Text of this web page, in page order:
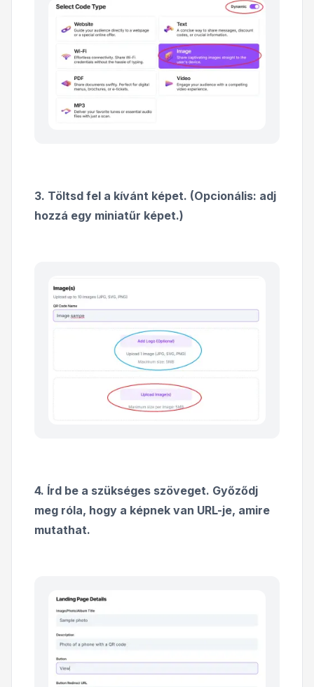
3. Töltsd fel a kívánt képet. (Opcionális: adj
hozzá egy miniatűr képet.)
4. Írd be a szükséges szöveget. Győződj
meg róla, hogy a képnek van URL-je, amire
mutathat.